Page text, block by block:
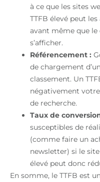
à ce que les sites
TTFB élevé peut
avant même que
s’afficher.
Référencement :
de chargement
classement. Un
négativement
de recherche.
Taux de
susceptibles de
(comme faire un
newsletter) si le
élevé peut donc
En somme, le TTFB est